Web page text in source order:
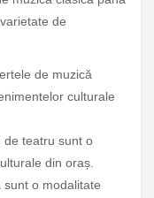
de
de muzică
culturale
de teatru sunt o
din oraș.
sunt o modalitate